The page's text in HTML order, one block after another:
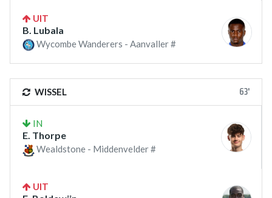
UIT
B. Lubala
Wycombe Wanderers - Aanvaller #
WISSEL 63'
IN
E. Thorpe
Wealdstone - Middenvelder #
UIT